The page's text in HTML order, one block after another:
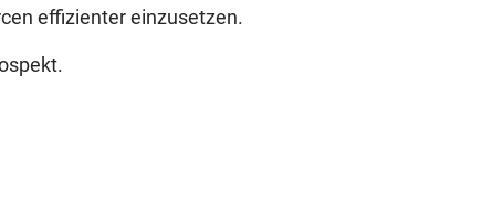
effizienter einzusetzen.